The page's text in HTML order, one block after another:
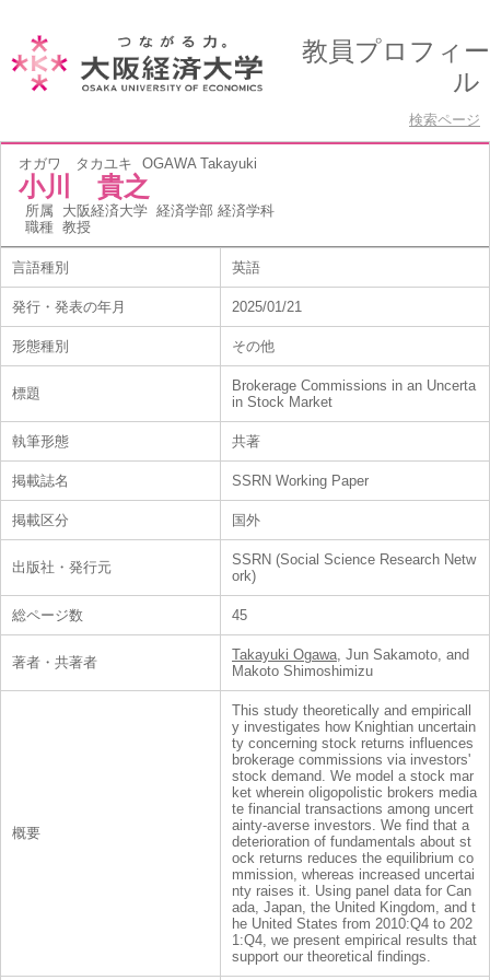
教員プロフィー
ル
検索ページ
オガワ タカユキ OGAWA Takayuki
小川 貴之
所属 大阪経済大学 経済学部 経済学科
職種 教授
言語種別 英語
発行・発表の年月 2025/01/21
形態種別 その他
標題
Brokerage Commissions in an Uncerta
in Stock Market
執筆形態 共著
掲載誌名 SSRN Working Paper
掲載区分 国外
出版社・発行元
SSRN (Social Science Research Netw
ork)
総ページ数 45
著者・共著者 Takayuki Ogawa, Jun Sakamoto, and
Makoto Shimoshimizu
概要
This study theoretically and empiricall
y investigates how Knightian uncertain
ty concerning stock returns influences
brokerage commissions via investors'
stock demand. We model a stock mar
ket wherein oligopolistic brokers media
te financial transactions among uncert
ainty-averse investors. We find that a
deterioration of fundamentals about st
ock returns reduces the equilibrium co
mmission, whereas increased uncertai
nty raises it. Using panel data for Can
ada, Japan, the United Kingdom, and t
he United States from 2010:Q4 to 202
1:Q4, we present empirical results that
support our theoretical findings.